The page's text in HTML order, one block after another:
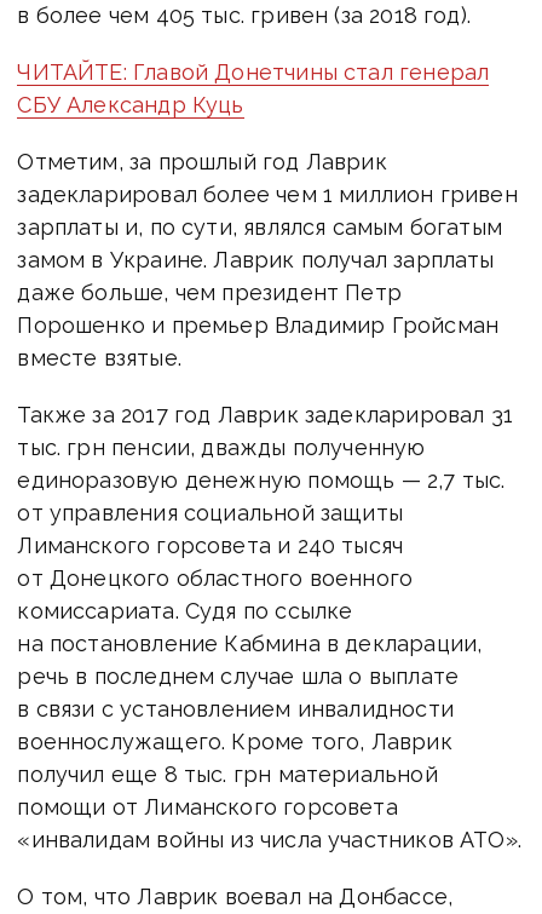
в более чем 405 тыс. гривен (за 2018 год).
ЧИТАЙТЕ: Главой Донетчины стал генерал
СБУ Александр Куць
Отметим, за прошлый год Лаврик
задекларировал более чем 1 миллион гривен
зарплаты и, по сути, являлся самым богатым
замом в Украине. Лаврик получал зарплаты
даже больше, чем президент Петр
Порошенко и премьер Владимир Гройсман
вместе взятые.
Также за 2017 год Лаврик задекларировал 31
тыс. грн пенсии, дважды полученную
единоразовую денежную помощь — 2,7 тыс.
от управления социальной защиты
Лиманского горсовета и 240 тысяч
от Донецкого областного военного
комиссариата. Судя по ссылке
на постановление Кабмина в декларации,
речь в последнем случае шла о выплате
в связи с установлением инвалидности
военнослужащего. Кроме того, Лаврик
получил еще 8 тыс. грн материальной
помощи от Лиманского горсовета
«инвалидам войны из числа участников АТО».
О том, что Лаврик воевал на Донбассе,